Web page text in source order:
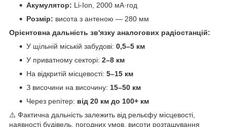
Акумулятор: Li-Ion, 2000 мА·год
Розмір: висота з антеною — 280 мм
Орієнтовна дальність зв'язку аналогових радіостанцій:
У щільній міській забудові: 0,5–5 км
У приватному секторі: 2–8 км
На відкритій місцевості: 5–15 км
З височини на височину: 15–50 км
Через репітер: від 20 км до 100+ км
⚠️ Фактична дальність залежить від рельєфу місцевості,
наявності будівель, погодних умов, висоти розташування